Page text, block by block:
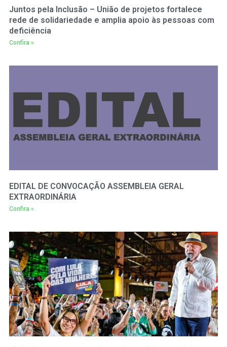
Juntos pela Inclusão – União de projetos fortalece
rede de solidariedade e amplia apoio às pessoas com
deficiência
Confira »
EDITAL DE CONVOCAÇÃO ASSEMBLEIA GERAL
EXTRAORDINÁRIA
Confira »